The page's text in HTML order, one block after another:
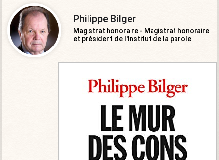
Philippe Bilger
Magistrat honoraire - Magistrat honoraire
et président de l'Institut de la parole